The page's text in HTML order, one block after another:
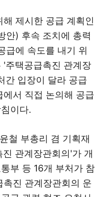
제시한 공급 계획인
안) 후속 조치에 총력
급에 속도를 내기 위
주택공급촉진 관계장
간 입장이 달라 공급
에서 직접 논의해 공급
이다.
철 부총리 겸 기획재
관계장관회의'가 개
부 등 16개 부처가 참
진 관계장관회의 운